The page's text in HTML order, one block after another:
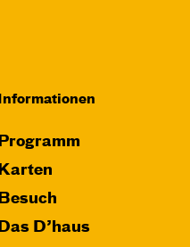
Informationen
Programm
Karten
Besuch
Das D’haus